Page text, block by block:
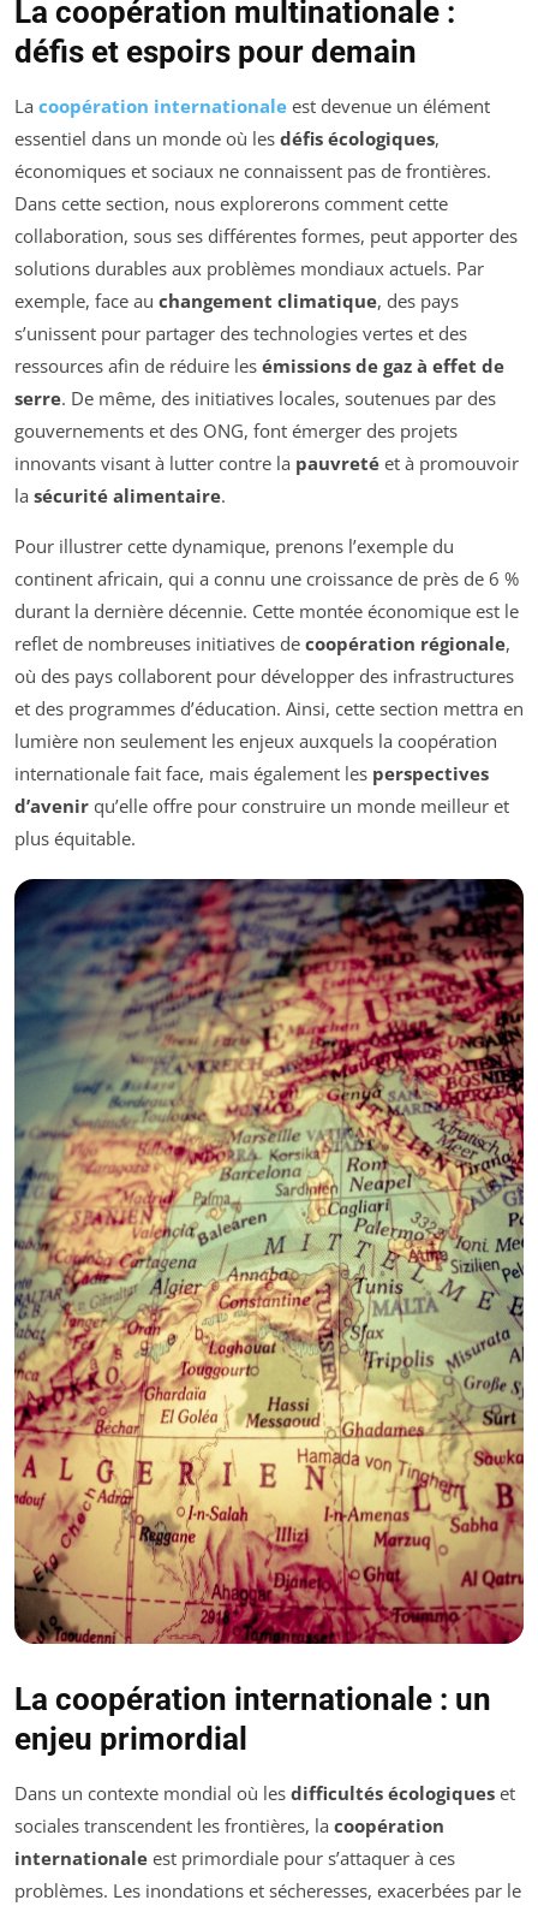
La coopération multinationale :
défis et espoirs pour demain
La coopération internationale est devenue un élément
essentiel dans un monde où les défis écologiques,
économiques et sociaux ne connaissent pas de frontières.
Dans cette section, nous explorerons comment cette
collaboration, sous ses différentes formes, peut apporter des
solutions durables aux problèmes mondiaux actuels. Par
exemple, face au changement climatique, des pays
s’unissent pour partager des technologies vertes et des
ressources afin de réduire les émissions de gaz à effet de
serre. De même, des initiatives locales, soutenues par des
gouvernements et des ONG, font émerger des projets
innovants visant à lutter contre la pauvreté et à promouvoir
la sécurité alimentaire.
Pour illustrer cette dynamique, prenons l’exemple du
continent africain, qui a connu une croissance de près de 6 %
durant la dernière décennie. Cette montée économique est le
reflet de nombreuses initiatives de coopération régionale,
où des pays collaborent pour développer des infrastructures
et des programmes d’éducation. Ainsi, cette section mettra en
lumière non seulement les enjeux auxquels la coopération
internationale fait face, mais également les perspectives
d’avenir qu’elle offre pour construire un monde meilleur et
plus équitable.
La coopération internationale : un
enjeu primordial
Dans un contexte mondial où les difficultés écologiques et
sociales transcendent les frontières, la coopération
internationale est primordiale pour s’attaquer à ces
problèmes. Les inondations et sécheresses, exacerbées par le